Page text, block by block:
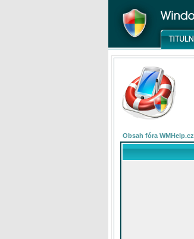
Obsah fóra WMHelp.cz